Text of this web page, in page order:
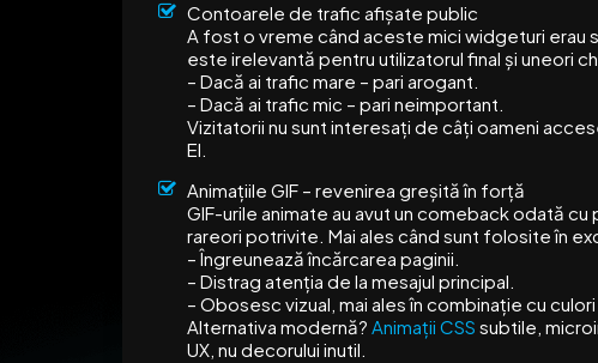
Contoarele de trafic afișate public
A fost o vreme când aceste mici widgeturi erau
este irelevantă pentru utilizatorul final și uneori
– Dacă ai trafic mare – pari arogant.
– Dacă ai trafic mic – pari neimportant.
Vizitatorii nu sunt interesați de câți oameni
EI.
Animațiile GIF – revenirea greșită în forță
GIF-urile animate au avut un comeback odată
rareori potrivite. Mai ales când sunt folosite în
– Îngreunează încărcarea paginii.
– Distrag atenția de la mesajul principal.
– Obosesc vizual, mai ales în combinație cu
Alternativa modernă? Animații CSS subtile,
UX, nu decorului inutil.